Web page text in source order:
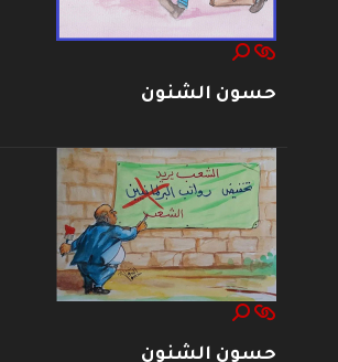
حسون الشنون
حسون الشنون